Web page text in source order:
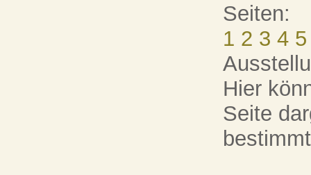
Seiten:
1 2 3 4 5
Hier
Seite